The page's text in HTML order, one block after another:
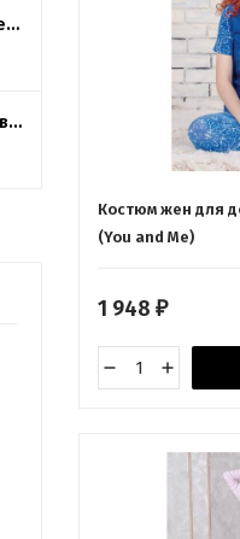
WS-136/ 2 Статуэтка "Девушка"
Набор их 3-х предметов Зайчата Imari
Костюм жен для
(You and Me)
1 948 ₽